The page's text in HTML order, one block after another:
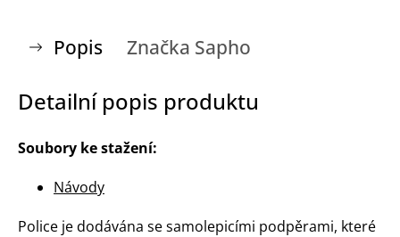
Popis Značka Sapho
Detailní popis produktu
Soubory ke stažení:
Návody
Police je dodávána se samolepicími podpěrami, které